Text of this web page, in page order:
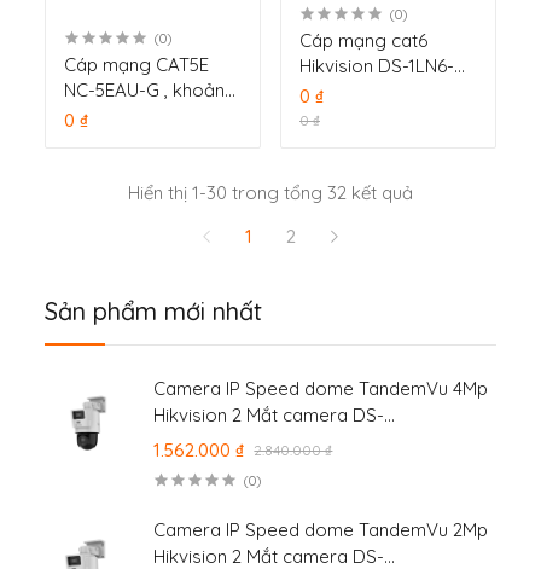
Sản phẩm mới nhất
Camera IP Speed dome TandemVu 4Mp
Hikvision 2 Mắt camera DS-
2SE2C400MWG-E/14
1.562.000 ₫ 2.840.000 ₫
(0)
Camera IP Speed dome TandemVu 2Mp
Hikvision 2 Mắt camera DS-
(0)
Cáp mạng CAT5E
NC-5EAU-G , khoảng
cách truyền dẫn lên
0 ₫
(0)
Cáp mạng cat6
Hikvision DS-1LN6-
UU vỏ chống cháy
0 ₫
0 ₫
Hiển thị 1-30 trong tổng 32 kết quả
1
2